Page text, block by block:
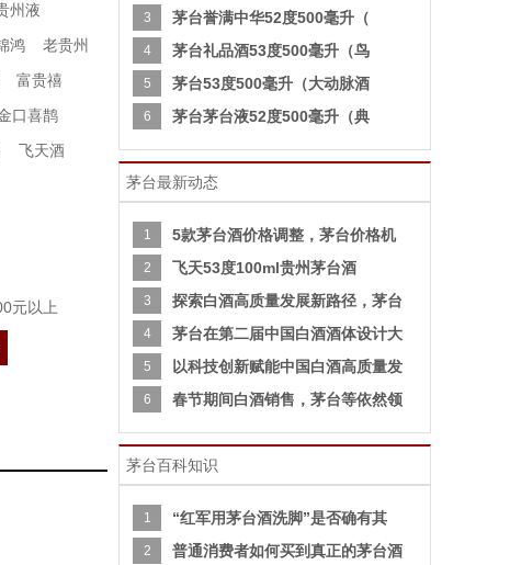
州液
鸿
老贵州
富贵禧
口喜鹊
飞天酒
元以上
3 茅台誉满中华52度500毫升（
4 茅台礼品酒53度500毫升（鸟
5 茅台53度500毫升（大动脉酒
6 茅台茅台液52度500毫升（典
茅台最新动态
1 5款茅台酒价格调整，茅台价格机
2 飞天53度100ml贵州茅台酒
3 探索白酒高质量发展新路径，茅台
4 茅台在第二届中国白酒酒体设计大
5 以科技创新赋能中国白酒高质量发
6 春节期间白酒销售，茅台等依然领
茅台百科知识
1 “红军用茅台酒洗脚”是否确有其
2 普通消费者如何买到真正的茅台酒